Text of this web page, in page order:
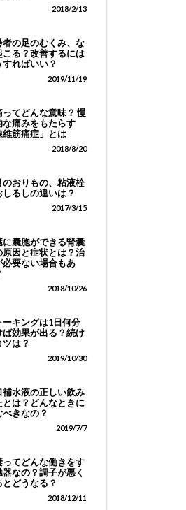
2018/2/13
者の足のむくみ、な
こる？改善するには
すればいい？
2019/11/19
ってどんな意味？ 慢
な痛みをもたらす
維筋痛症」とは
2018/8/20
のおりもの、粘液栓
しるしの違いは？
2017/3/15
に囊胞ができる腎囊
原因と症状とは？治
必要ない場合もあ
2018/10/26
ーキングは1日何分
ば効果が出る？続け
ツは？
2019/10/30
補水液の正しい飲み
とは？どんなときに
べきなの？
2019/7/7
ってどんな働きをす
器なの？調子が悪く
とどうなる？
2018/12/11